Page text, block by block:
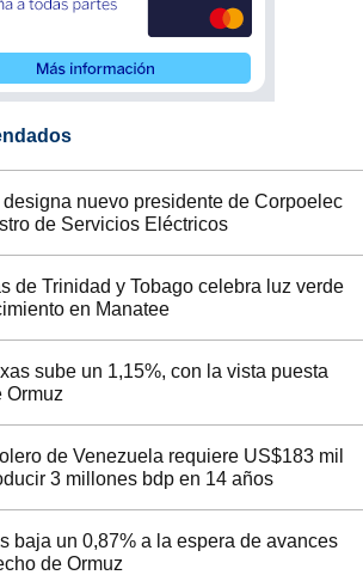
nuevo presidente de Corpoelec
de Servicios Eléctricos
de Trinidad y Tobago celebra luz verde
en Manatee
sube un 1,15%, con la vista puesta
Ormuz
de Venezuela requiere US$183 mil
3 millones bdp en 14 años
baja un 0,87% a la espera de avances
de Ormuz